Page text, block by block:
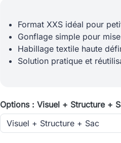
Format XXS idéal pour
Gonflage simple pour
Habillage textile haute
Solution pratique et
Options : Visuel + Structure +